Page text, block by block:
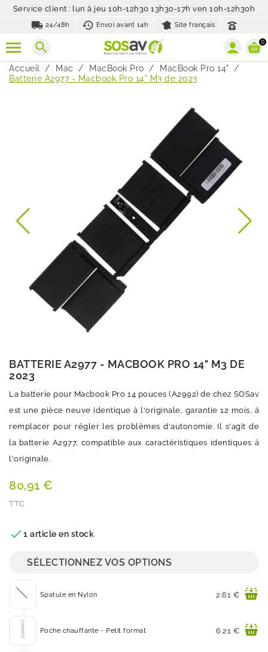
Service client : lun à jeu 10h-12h30 13h30-17h ven 10h-12h30h
local_shipping 24/48h history_toggle_off
Envoi avant 14h Site français
search 0
Accueil Mac MacBook Pro
MacBook Pro 14"
Batterie A2977 - Macbook Pro 14" M3 de 2023
BATTERIE A2977 - MACBOOK PRO 14" M3 DE
2023
La batterie pour Macbook Pro 14 pouces (A2992) de chez SOSav
est une pièce neuve identique à l'originale, garantie 12 mois, à
remplacer pour régler les problèmes d'autonomie. Il s'agit de
la batterie A2977, compatible aux caractéristiques identiques à
l'originale.
80,91 €
TTC
1 article en stock
SÉLECTIONNEZ VOS OPTIONS
Spatule en Nylon Prix
2.61 €
Poche chauffante - Petit format Prix
6.21 €